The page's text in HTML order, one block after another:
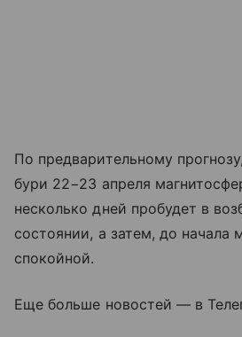
По предварительному
бури 22−23 апреля
несколько дней пробудет в
состоянии, а затем, до начала
спокойной.
Еще больше новостей — в